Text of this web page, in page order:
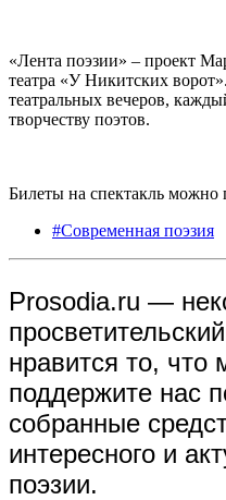
«Лента поэзии» – проект
театра «У Никитских
театральных вечеров,
творчеству поэтов.
Билеты на спектакль можно
#Современная поэзия
Prosodia.ru —
нравится то,
поддержите нас
собранные
интересного и
поэзии.